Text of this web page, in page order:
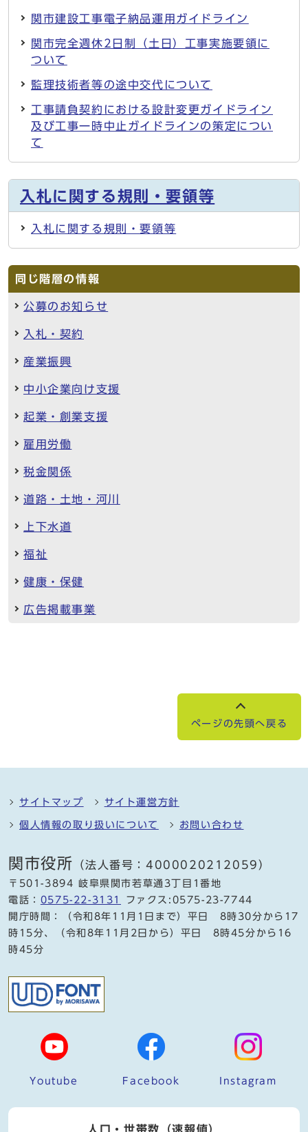
関市建設工事電子納品運用ガイドライン
関市完全週休2日制（土日）工事実施要領に
ついて
監理技術者等の途中交代について
工事請負契約における設計変更ガイドライン
及び工事一時中止ガイドラインの策定につい
て
入札に関する規則・要領等
入札に関する規則・要領等
同じ階層の情報
公募のお知らせ
入札・契約
産業振興
中小企業向け支援
起業・創業支援
雇用労働
税金関係
道路・土地・河川
上下水道
福祉
健康・保健
広告掲載事業
ページの先頭へ戻る
サイトマップ サイト運営方針
個人情報の取り扱いについて お問い合わせ
関市役所 （法人番号：4000020212059）
〒501-3894 岐阜県関市若草通3丁目1番地
電話： 0575-22-3131
ファクス:0575-23-7744
開庁時間：（令和8年11月1日まで）平日 8時30分から17
時15分、（令和8年11月2日から）平日 8時45分から16
時45分
Youtube Facebook Instagram
人口・世帯数（速報値）